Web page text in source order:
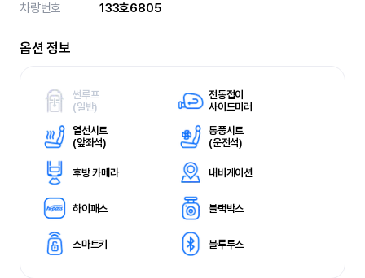
차량번호
133호6805
옵션 정보
썬루프
(일반)
전동접이
사이드미러
열선시트
(앞좌석)
통풍시트
(운전석)
후방 카메라 내비게이션
하이패스 블랙박스
스마트키 블루투스